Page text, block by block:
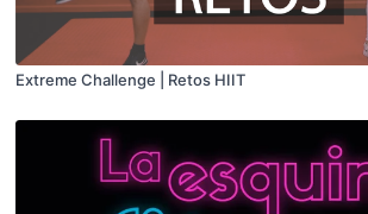
Extreme Challenge | Retos HIIT